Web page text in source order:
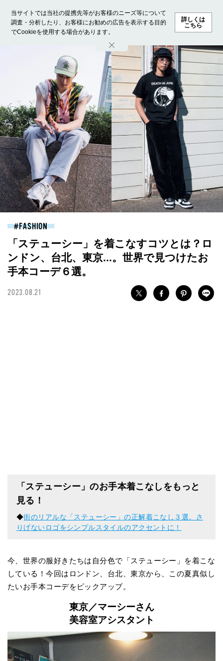
当サイトでは当社の提携先等がお客様のニーズ等について
調査・分析したり、お客様にお勧めの広告を表示する目的
でCookieを使用する場合があります。
詳しくは
こちら
ホーム モデル募集 ランキング ファッション ビューテ
FASHION
「ステューシー」を着こなすコツとは？ロ
ンドン、台北、東京...。世界で見つけたお
手本コーデ６選。
2023.08.21
「ステューシー」のお手本着こなしをもっと
見る！
◆街のリアルな「ステューシー」の正解着こなし３選。さ
りげないロゴをシンプルスタイルのアクセントに！
今、世界の服好きたちは自分色で「ステューシー」を着こな
している！今回はロンドン、台北、東京から、この夏真似し
たいお手本コーデをピックアップ。
東京／マーシーさん
美容室アシスタント